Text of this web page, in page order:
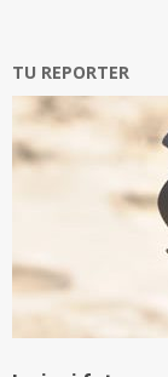
TU REPORTER